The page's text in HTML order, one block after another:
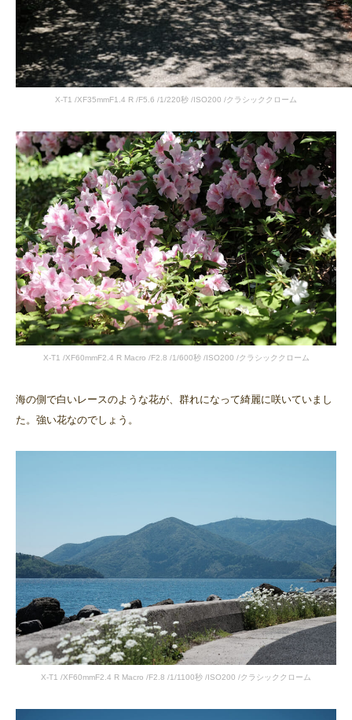
X-T1 /XF35mmF1.4 R /F5.6 /1/220秒 /ISO200 /クラシッククローム
X-T1 /XF60mmF2.4 R Macro /F2.8 /1/600秒 /ISO200 /クラシッククローム
海の側で白いレースのような花が、群れになって綺麗に咲いていまし
た。強い花なのでしょう。
X-T1 /XF60mmF2.4 R Macro /F2.8 /1/1100秒 /ISO200 /クラシッククローム